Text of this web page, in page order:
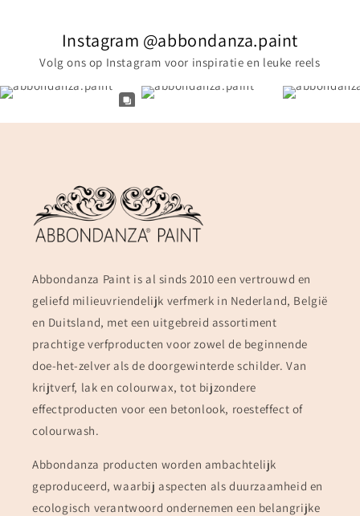
Instagram @abbondanza.paint
Volg ons op Instagram voor inspiratie en leuke reels
Abbondanza Paint is al sinds 2010 een vertrouwd en
geliefd milieuvriendelijk verfmerk in Nederland, België
en Duitsland, met een uitgebreid assortiment
prachtige verfproducten voor zowel de beginnende
doe-het-zelver als de doorgewinterde schilder. Van
krijtverf, lak en colourwax, tot bijzondere
effectproducten voor een betonlook, roesteffect of
colourwash.
Abbondanza producten worden ambachtelijk
geproduceerd, waarbij aspecten als duurzaamheid en
ecologisch verantwoord ondernemen een belangrijke